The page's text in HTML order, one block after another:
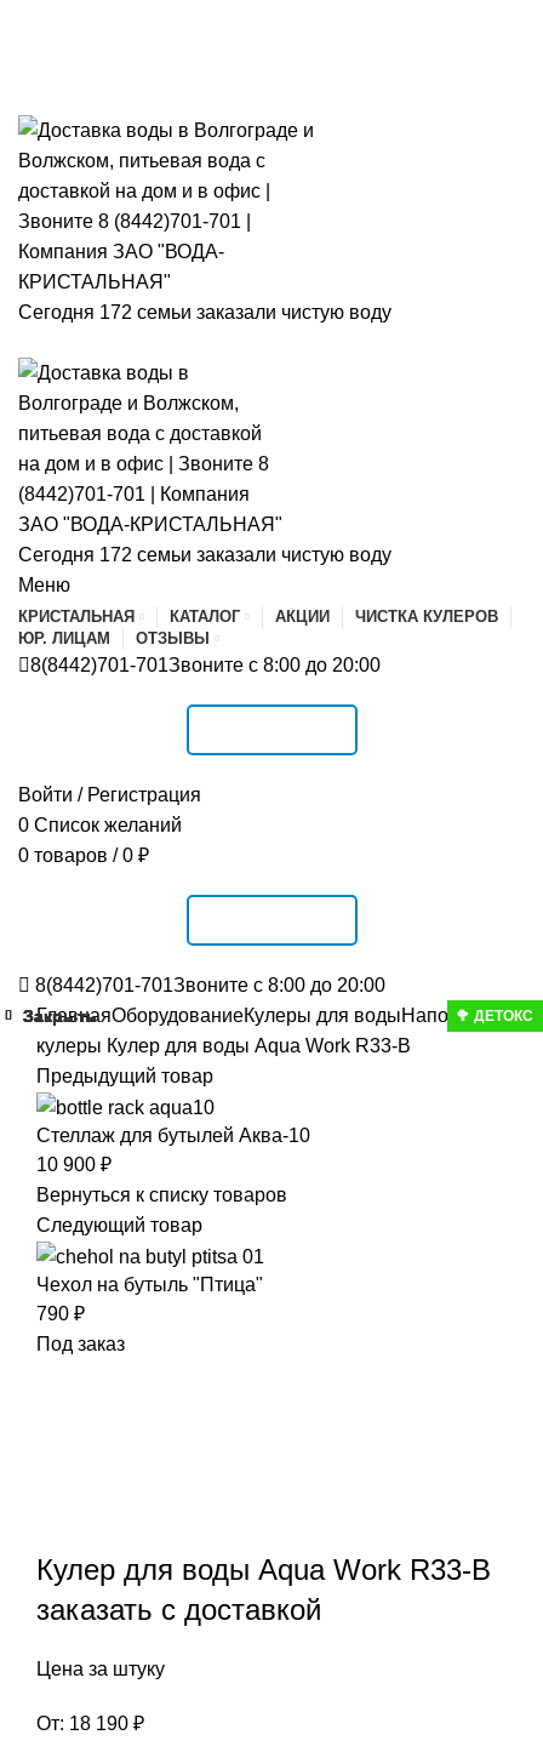
Сегодня 172 семьи заказали чистую воду
Сегодня 172 семьи заказали чистую воду
Меню
КРИСТАЛЬНАЯ КАТАЛОГ АКЦИИ
ЧИСТКА КУЛЕРОВ
ЮР. ЛИЦАМ
ОТЗЫВЫ
8(8442)701-701Звоните с 8:00 до 20:00
Войти / Регистрация
0 Список желаний
0 товаров / 0 ₽
8(8442)701-701Звоните с 8:00 до 20:00
ГлавнаяОборудованиеКулеры для водыНапольные
кулеры Кулер для воды Aqua Work R33-B
Предыдущий товар
Стеллаж для бутылей Аква-10
10 900 ₽
Вернуться к списку товаров
Следующий товар
Чехол на бутыль "Птица"
790 ₽
Под заказ
Кулер для воды Aqua Work R33-B
заказать c доставкой
Цена за штуку
От: 18 190 ₽
Закрыть
Закрыть
Закрыть
Закрыть 🥦 ДЕТОКС
Закрыть
Закрыть
Закрыть
Закрыть
Закрыть